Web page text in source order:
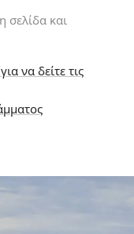
σελίδα και
να δείτε τις